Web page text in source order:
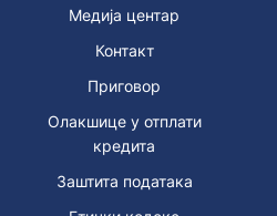
Медија центар
Контакт
Приговор
Олакшице у отплати
кредита
Заштита података